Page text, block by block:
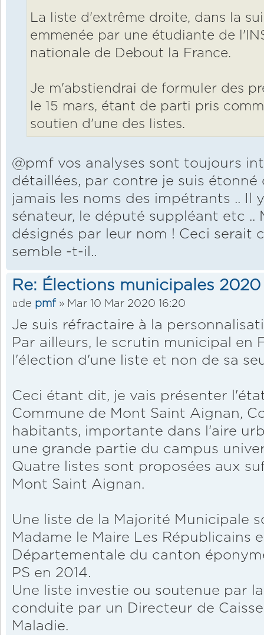
La liste d'extrême droite, dans la
emmenée par une étudiante de
nationale de Debout la France.
Je m'abstiendrai de formuler des
le 15 mars, étant de parti pris
soutien d'une des listes.
@pmf vos analyses sont toujours
détaillées, par contre je suis
jamais les noms des impétrants .. Il
sénateur, le député suppléant etc ..
désignés par leur nom ! Ceci serait
semble -t-il..
Re: Élections municipales
de pmf» Mar 10 Mar 2020 16:20
Je suis réfractaire à la
Par ailleurs, le scrutin municipal en
l'élection d'une liste et non de sa
Ceci étant dit, je vais présenter
Commune de Mont Saint Aignan,
habitants, importante dans l'aire
une grande partie du campus
Quatre listes sont proposées aux
Mont Saint Aignan.
Une liste de la Majorité Municipale
Madame le Maire Les Républicains
Départementale du canton
PS en 2014.
Une liste investie ou soutenue par
conduite par un Directeur de
Maladie.